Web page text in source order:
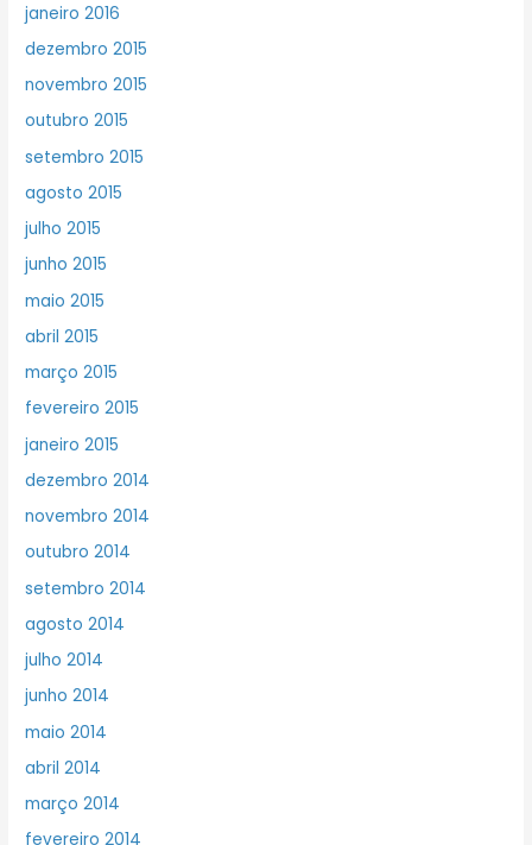
janeiro 2016
dezembro 2015
novembro 2015
outubro 2015
setembro 2015
agosto 2015
julho 2015
junho 2015
maio 2015
abril 2015
março 2015
fevereiro 2015
janeiro 2015
dezembro 2014
novembro 2014
outubro 2014
setembro 2014
agosto 2014
julho 2014
junho 2014
maio 2014
abril 2014
março 2014
fevereiro 2014